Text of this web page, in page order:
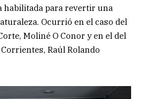
habilitada para revertir una
Ocurrió en el caso del
Moliné O Conor y en el del
Raúl Rolando